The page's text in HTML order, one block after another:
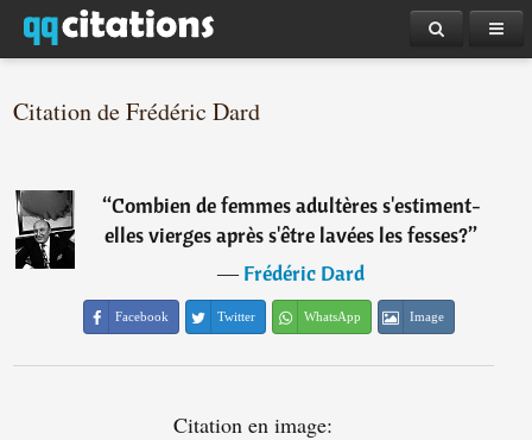
Citation de Frédéric Dard
“Combien de femmes adultères s'estiment-
elles vierges après s'être lavées les fesses?”
―Frédéric Dard
Facebook Twitter WhatsApp Image
Citation en image: